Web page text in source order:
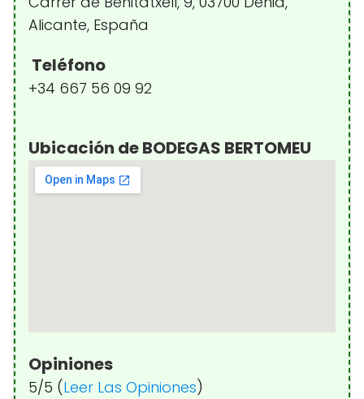
Alicante, España
Teléfono
+34 667 56 09 92
Ubicación de BODEGAS BERTOMEU
Opiniones
5/5 (Leer Las Opiniones)